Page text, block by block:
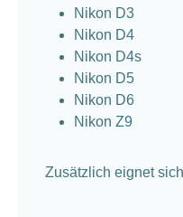
Nikon D3
Nikon D4
Nikon D4s
Nikon D5
Nikon D6
Nikon Z9
Zusätzlich eignet